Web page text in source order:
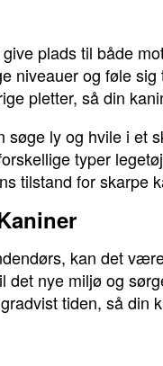
plads til både
niveauer og føle
pletter, så din
søge ly og hvile i et
typer
tilstand for skarpe
kan det
nye miljø og
tiden, så